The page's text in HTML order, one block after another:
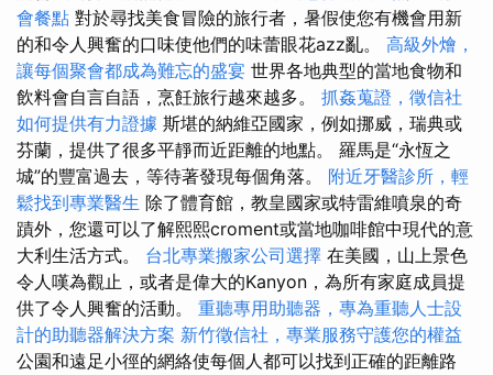
會餐點 對於尋找美食冒險的旅行者，暑假使您有機會用新
的和令人興奮的口味使他們的味蕾眼花azz亂。 高級外燴，
讓每個聚會都成為難忘的盛宴 世界各地典型的當地食物和
飲料會自言自語，烹飪旅行越來越多。 抓姦蒐證，徵信社
如何提供有力證據 斯堪的納維亞國家，例如挪威，瑞典或
芬蘭，提供了很多平靜而近距離的地點。 羅馬是“永恆之
城”的豐富過去，等待著發現每個角落。 附近牙醫診所，輕
鬆找到專業醫生 除了體育館，教皇國家或特雷維噴泉的奇
蹟外，您還可以了解熙熙croment或當地咖啡館中現代的意
大利生活方式。 台北專業搬家公司選擇 在美國，山上景色
令人嘆為觀止，或者是偉大的Kanyon，為所有家庭成員提
供了令人興奮的活動。 重聽專用助聽器，專為重聽人士設
計的助聽器解決方案 新竹徵信社，專業服務守護您的權益
公園和遠足小徑的網絡使每個人都可以找到正確的距離路